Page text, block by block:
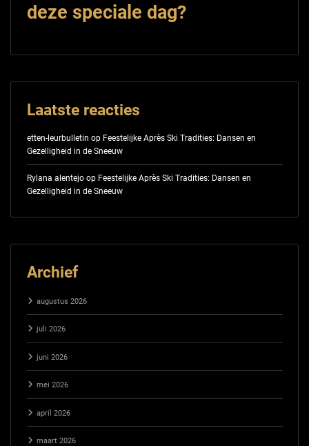
deze speciale dag?
Laatste reacties
etten-leurbulletin op Feestelijke Après Ski Tradities: Dansen en
Gezelligheid in de Sneeuw
Rylana alentejoop Feestelijke Après Ski Tradities: Dansen en
Gezelligheid in de Sneeuw
Archief
augustus 2026
juli 2026
juni 2026
mei 2026
april 2026
maart 2026